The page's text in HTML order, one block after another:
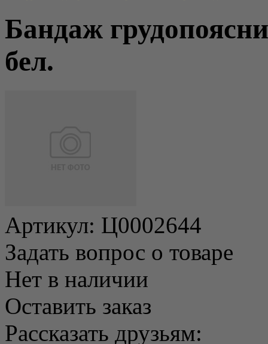
Бандаж
бел.
Артикул: Ц0002644
Задать вопрос о товаре
Нет в наличии
Оставить заказ
Рассказать друзьям: